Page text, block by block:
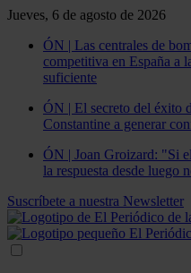
Jueves, 6 de agosto de 2026
ÓN | Las centrales de
competitiva en España a
suficiente
ÓN | El secreto del éxito
Constantine a generar
ÓN | Joan Groizard: "Si
la respuesta desde luego
Suscríbete a nuestra Newsletter